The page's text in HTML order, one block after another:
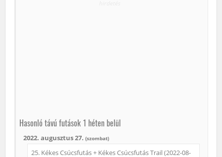
Hasonló távú futások 1 héten belül
2022. augusztus 27. (szombat)
25. Kékes Csúcsfutás + Kékes Csúcsfutás Trail (2022-08-